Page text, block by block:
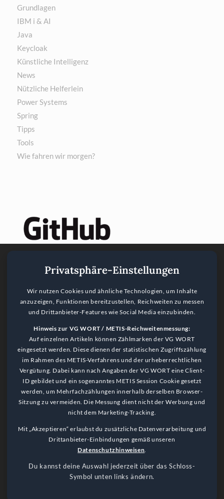
Grundlagen
IBM i & AI
Java
Keycloak
Künstliche Intelligenz
News
Nützliche Helferlein
Power Systems
Spring
Tipps
Tools
Wie fahren wir morgen?
Language Notice
This website is primarily in German. Please use a browser plugin
for translation.
Privatsphäre-Einstellungen
Wir nutzen Cookies und ähnliche Technologien, um Inhalte
anzuzeigen, Funktionen bereitzustellen, Reichweiten zu messen
und Drittanbieter-Features wie Social Media einzubinden.
Hinweis zur VG WORT / METIS-Reichweitenmessung:
Auf einzelnen Artikeln können Zählmarken der VG WORT
eingesetzt werden. Diese dienen der statistischen Zugriffszählung
im Rahmen des METIS-Verfahrens und der urheberrechtlichen
Vergütung. Dabei kann nach Angaben der VG WORT eine Client-
ID gebildet und ein sogenanntes METIS Session Cookie gesetzt
werden, um Mehrfachzählungen innerhalb derselben Browser-
Sitzung zu vermeiden. Die Messung dient nicht der Werbung und
nicht dem Marketing-Tracking.
Mit „Akzeptieren“ erlaubst du zusätzliche Datenverarbeitung und
Drittanbieter-Einbindungen gemäß unseren
Datenschutzhinweisen.
Du kannst deine Auswahl jederzeit über das Schloss-
Symbol unten links ändern.